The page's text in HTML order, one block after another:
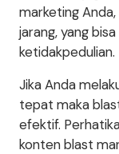
marketing
jarang, yang
ketidakpedulian.
Jika Anda
tepat maka
efektif.
konten blast